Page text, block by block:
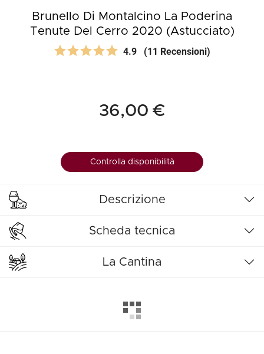
Brunello Di Montalcino La Poderina
Tenute Del Cerro 2020 (Astucciato)
4.9 (11 Recensioni)
36,00 €
Controlla disponibilità
Descrizione
Scheda tecnica
La Cantina